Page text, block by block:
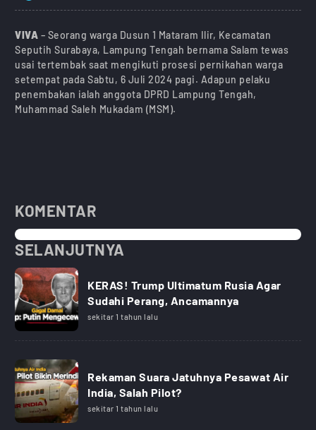
VIVA – Seorang warga Dusun 1 Mataram Ilir, Kecamatan
Seputih Surabaya, Lampung Tengah bernama Salam tewas
usai tertembak saat mengikuti prosesi pernikahan warga
setempat pada Sabtu, 6 Juli 2024 pagi. Adapun pelaku
penembakan ialah anggota DPRD Lampung Tengah,
Muhammad Saleh Mukadam (MSM).
KOMENTAR
SELANJUTNYA
KERAS! Trump Ultimatum Rusia Agar
Sudahi Perang, Ancamannya
sekitar 1 tahun lalu
Rekaman Suara Jatuhnya Pesawat Air
India, Salah Pilot?
sekitar 1 tahun lalu